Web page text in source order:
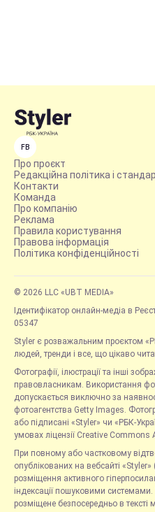
FB
Про проєкт
Редакційна політика і
Контакти
Команда
Про компанію
Реклама
Правила користування
Правова інформація
Політика конфіденційності
© 2026 LLC «UBT MEDIA»
Ідентифікатор онлайн-медіа в
05347
Styler є розважальним проєктом
людей, тренди і все, що цікаво
Фотографії, ілюстрації та інші
правовласникам. Використання
допускається виключно за
фотоагентства Getty Images.
або підписані «Styler» чи «РБК-
умовах ліцензії Creative
При повному або частковому
опублікованих на вебсайті
розміщення активного
індексації пошуковими
розміщене безпосередньо в тексті